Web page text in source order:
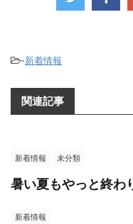
-新着情報
関連記事
新着情報 未分類
暑い夏もやっと終わ
新着情報